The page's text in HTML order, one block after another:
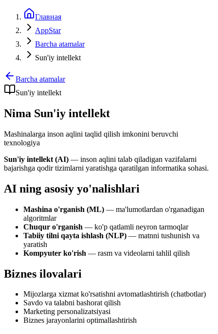
Главная
AppStar
Barcha atamalar
Sun'iy intellekt
Barcha atamalar
Sun'iy intellekt
Nima Sun'iy intellekt
Mashinalarga inson aqlini taqlid qilish imkonini beruvchi
texnologiya
Sun'iy intellekt (AI) — inson aqlini talab qiladigan vazifalarni
bajarishga qodir tizimlarni yaratishga qaratilgan informatika sohasi.
AI ning asosiy yo'nalishlari
Mashina o'rganish (ML) — ma'lumotlardan o'rganadigan
algoritmlar
Chuqur o'rganish — ko'p qatlamli neyron tarmoqlar
Tabiiy tilni qayta ishlash (NLP) — matnni tushunish va
yaratish
Kompyuter ko'rish — rasm va videolarni tahlil qilish
Biznes ilovalari
Mijozlarga xizmat ko'rsatishni avtomatlashtirish (chatbotlar)
Savdo va talabni bashorat qilish
Marketing personalizatsiyasi
Biznes jarayonlarini optimallashtirish